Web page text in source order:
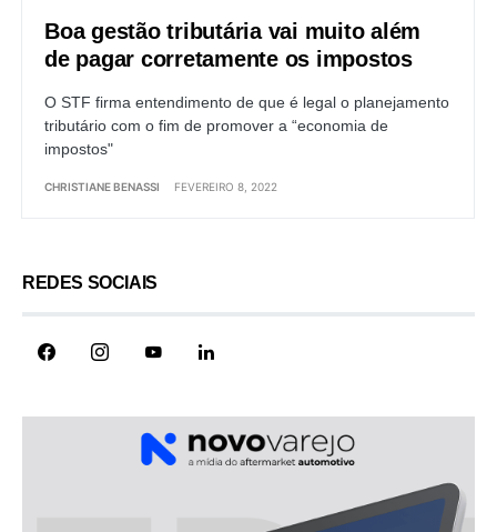
Boa gestão tributária vai muito além
de pagar corretamente os impostos
O STF firma entendimento de que é legal o planejamento
tributário com o fim de promover a “economia de
impostos"
CHRISTIANE BENASSI FEVEREIRO 8, 2022
REDES SOCIAIS